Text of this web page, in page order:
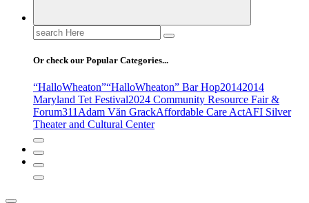
Search
for:
Or check our Popular Categories...
“HalloWheaton”“HalloWheaton” Bar Hop20142014
Maryland Tet Festival2024 Community Resource Fair &
Forum311 Adam Văn GrackAffordable Care ActAFI Silver
Theater and Cultural Center